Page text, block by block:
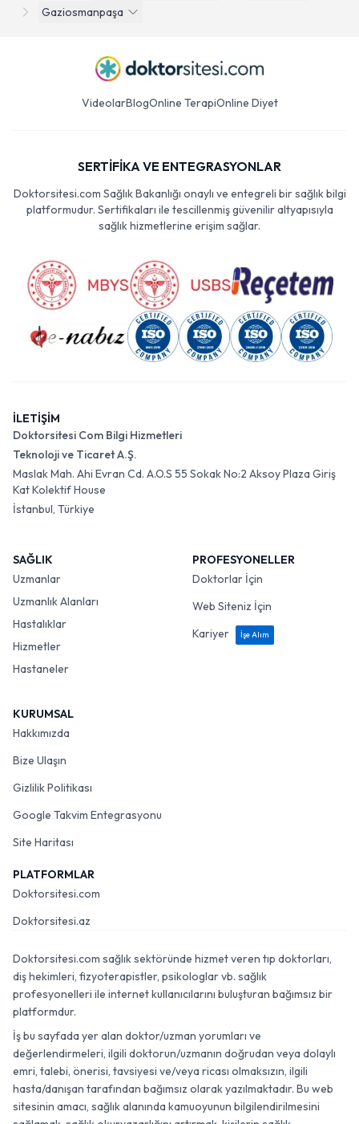
Gaziosmanpaşa
VideolarBlogOnline TerapiOnline Diyet
SERTİFİKA VE ENTEGRASYONLAR
Doktorsitesi.com Sağlık Bakanlığı onaylı ve entegreli bir sağlık bilgi
platformudur. Sertifikaları ile tescillenmiş güvenilir altyapısıyla
sağlık hizmetlerine erişim sağlar.
İLETİŞİM
Doktorsitesi Com Bilgi Hizmetleri
Teknoloji ve Ticaret A.Ş.
Maslak Mah. Ahi Evran Cd. A.O.S 55 Sokak No:2 Aksoy Plaza Giriş
Kat Kolektif House
İstanbul, Türkiye
SAĞLIK
Uzmanlar
Uzmanlık Alanları
Hastalıklar
Hizmetler
Hastaneler
PROFESYONELLER
Doktorlar İçin
Web Siteniz İçin
Kariyer
İşe Alım
KURUMSAL
Hakkımızda
Bize Ulaşın
Gizlilik Politikası
Google Takvim Entegrasyonu
Site Haritası
PLATFORMLAR
Doktorsitesi.com
Doktorsitesi.az
Doktorsitesi.com sağlık sektöründe hizmet veren tıp doktorları,
diş hekimleri, fizyoterapistler, psikologlar vb. sağlık
profesyonelleri ile internet kullanıcılarını buluşturan bağımsız bir
platformdur.
İş bu sayfada yer alan doktor/uzman yorumları ve
değerlendirmeleri, ilgili doktorun/uzmanın doğrudan veya dolaylı
emri, talebi, önerisi, tavsiyesi ve/veya ricası olmaksızın, ilgili
hasta/danışan tarafından bağımsız olarak yazılmaktadır. Bu web
sitesinin amacı, sağlık alanında kamuoyunun bilgilendirilmesini